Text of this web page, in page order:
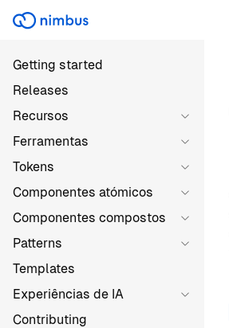
Getting started
Releases
Recursos
Ferramentas
Tokens
Componentes atómicos
Componentes compostos
Patterns
Templates
Experiências de IA
Contributing